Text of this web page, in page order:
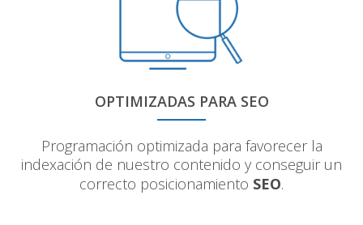
OPTIMIZADAS PARA SEO
Programación optimizada para favorecer la
indexación de nuestro contenido y conseguir un
correcto posicionamiento SEO.